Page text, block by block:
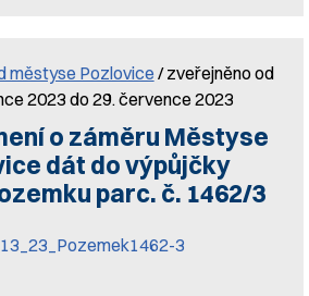
městyse Pozlovice / zveřejněno od
2023 do 29. července 2023
o záměru Městyse
dát do výpůjčky
parc. č. 1462/3
3